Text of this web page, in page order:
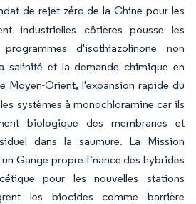
de rejet zéro de la Chine pour les
industrielles côtières pousse les
d'isothiazolinone non
salinité et la demande chimique en
Moyen-Orient, l'expansion rapide du
systèmes à monochloramine car ils
biologique des membranes et
dans la saumure. La Mission
Gange propre finance des hybrides
pour les nouvelles stations
les biocides comme barrière